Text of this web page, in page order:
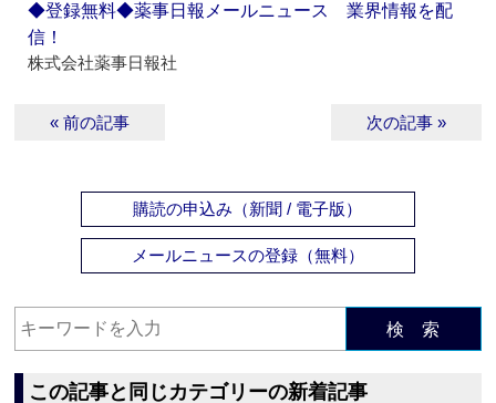
◆登録無料◆薬事日報メールニュース 業界情報を配
信！
株式会社薬事日報社
« 前の記事 次の記事 »
購読の申込み（新聞 / 電子版）
メールニュースの登録（無料）
検 索
この記事と同じカテゴリーの新着記事